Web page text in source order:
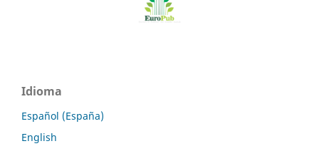
Idioma
Español (España)
English